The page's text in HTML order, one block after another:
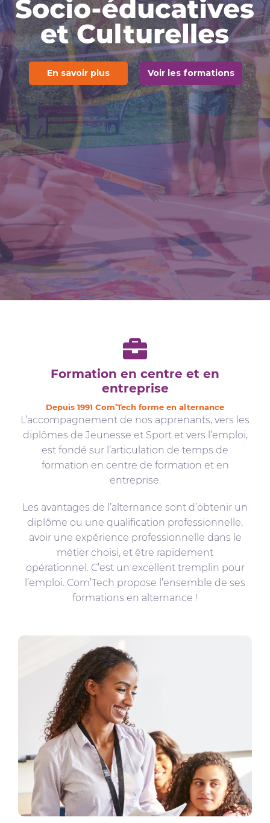
En savoir plus Voir les formations
Formation en centre et en
entreprise
Depuis 1991 Com’Tech forme en alternance
L’accompagnement de nos apprenants, vers les
diplômes de Jeunesse et Sport et vers l’emploi,
est fondé sur l’articulation de temps de
formation en centre de formation et en
entreprise.
Les avantages de l’alternance sont d’obtenir un
diplôme ou une qualification professionnelle,
avoir une expérience professionnelle dans le
métier choisi, et être rapidement
opérationnel. C’est un excellent tremplin pour
l’emploi. Com’Tech propose l’ensemble de ses
formations en alternance !